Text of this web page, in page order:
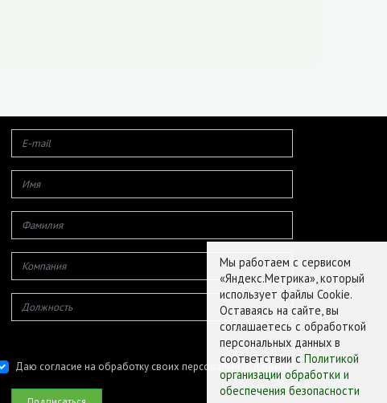
Даю согласие на обработку своих персональных данных
Мы работаем с сервисом
«Яндекс.Метрика», который
использует файлы Cookie.
Оставаясь на сайте, вы
соглашаетесь с обработкой
персональных данных в
соответствии с Политикой
организации обработки и
обеспечения безопасности